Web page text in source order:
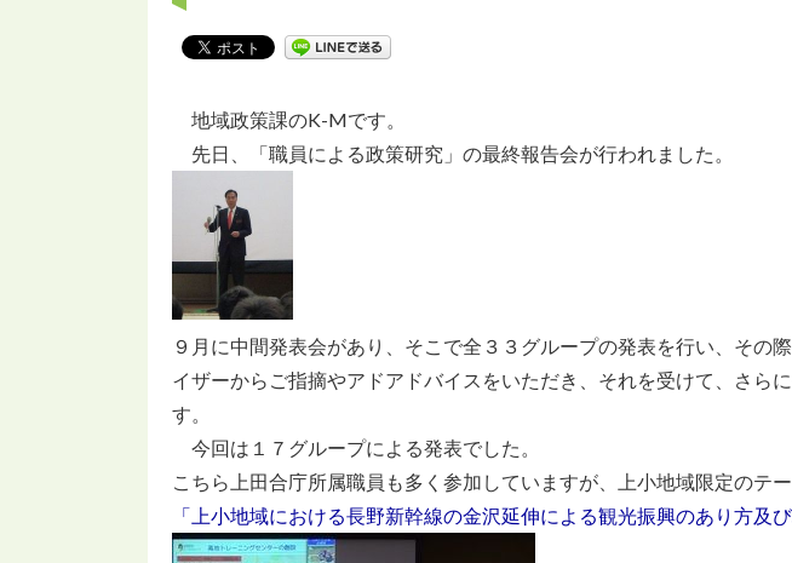
地域政策課のK-Mです。
先日、「職員による政策研究」の最終報告会が行われました。
９月に中間発表会があり、そこで全３３グループの発表を行い、その
イザーからご指摘やアドアドバイスをいただき、それを受けて、さら
す。
今回は１７グループによる発表でした。
こちら上田合庁所属職員も多く参加していますが、上小地域限定のテ
「上小地域における長野新幹線の金沢延伸による観光振興のあり方及